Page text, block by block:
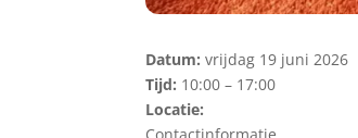
Datum: vrijdag 19 juni 2026
Tijd: 10:00 – 17:00
Locatie: